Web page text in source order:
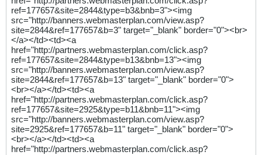
ref=177657&site=2844&type=b3&bnb=3"><img
src="http://banners.webmasterplan.com/view.asp?
site=2844&ref=177657&b=3" target="_blank" border="0"><br>
</a></td><td><a
href="http://partners.webmasterplan.com/click.asp?
ref=177657&site=2844&type=b13&bnb=13"><img
src="http://banners.webmasterplan.com/view.asp?
site=2844&ref=177657&b=13" target="_blank" border="0">
<br></a></td><td><a
href="http://partners.webmasterplan.com/click.asp?
ref=177657&site=2925&type=b11&bnb=11"><img
src="http://banners.webmasterplan.com/view.asp?
site=2925&ref=177657&b=11" target="_blank" border="0">
<br></a></td><td><a
href="http://partners.webmasterplan.com/click.asp?